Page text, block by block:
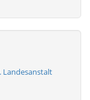
Landesanstalt